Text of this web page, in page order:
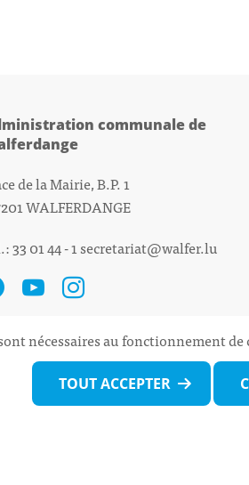
communale de
de la Mairie, B.P. 1
WALFERDANGE
33 01 44 - 1secretariat@walfer.lu
nécessaires au fonctionnement
TOUT ACCEPTER